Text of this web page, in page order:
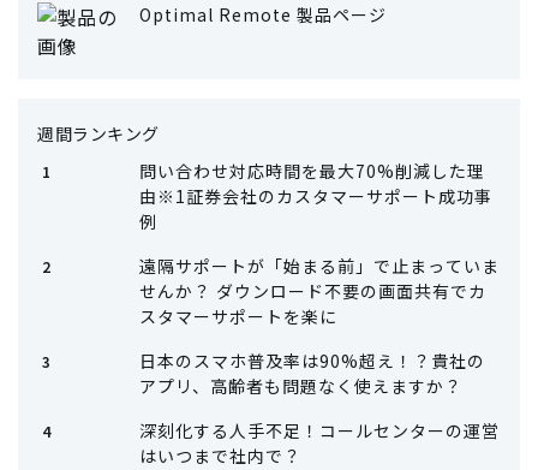
Optimal Remote 製品ページ
週間ランキング
問い合わせ対応時間を最大70%削減した理
由※1証券会社のカスタマーサポート成功事
例
遠隔サポートが「始まる前」で止まっていま
せんか？ ダウンロード不要の画面共有でカ
スタマーサポートを楽に
日本のスマホ普及率は90%超え！？貴社の
アプリ、高齢者も問題なく使えますか？
深刻化する人手不足！コールセンターの運営
はいつまで社内で？